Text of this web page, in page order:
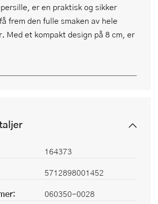
er en praktisk og sikker
frem den fulle smaken av hele
Med et kompakt design på 8 cm, er
164373
5712898001452
060350-0028